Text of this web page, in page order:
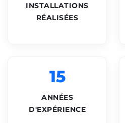
INSTALLATIONS
RÉALISÉES
15
ANNÉES
D'EXPÉRIENCE